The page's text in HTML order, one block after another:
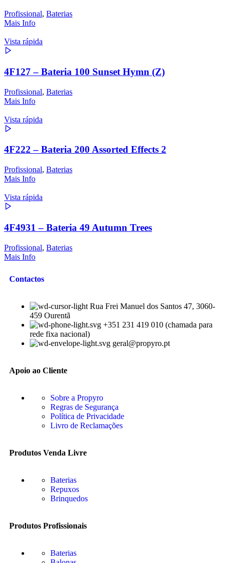
Profissional, Baterias
Mais Info
Vista rápida
4F127 – Bateria 100 Sunset Hymn (Z)
Profissional, Baterias
Mais Info
Vista rápida
4F222 – Bateria 200 Assorted Effects 2
Profissional, Baterias
Mais Info
Vista rápida
4F4931 – Bateria 49 Autumn Trees
Profissional, Baterias
Mais Info
Contactos
Rua Frei Manuel dos Santos 47, 3060-
459 Ourentã​
+351 231 419 010 (chamada para
rede fixa nacional)
geral@propyro.pt
Apoio ao Cliente
Sobre a Propyro
Regras de Segurança
Política de Privacidade
Livro de Reclamações
Produtos Venda Livre
Baterias
Repuxos
Brinquedos
Produtos Profissionais
Baterias